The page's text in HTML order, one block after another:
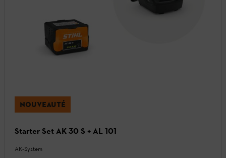
NOUVEAUTÉ
Starter Set AK 30 S + AL 101
AK-System